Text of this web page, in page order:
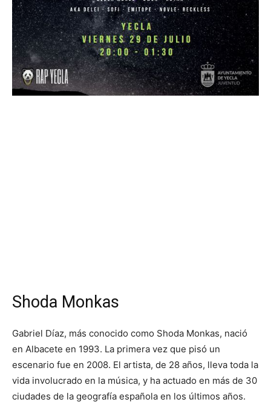
Shoda Monkas
Gabriel Díaz, más conocido como Shoda Monkas, nació
en Albacete en 1993. La primera vez que pisó un
escenario fue en 2008. El artista, de 28 años, lleva toda la
vida involucrado en la música, y ha actuado en más de 30
ciudades de la geografía española en los últimos años.